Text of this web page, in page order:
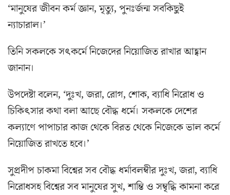
‘মানুষের জীবন কর্ম জ্ঞান, মৃত্যু, পুনঃর্জন্ম সবকিছুই
ন্যাচারাল।’
তিনি সকলকে সৎকর্মে নিজেদের নিয়োজিত রাখার আহ্বান
জানান।
উপদেষ্টা বলেন, ‘দুঃখ, জরা, রোগ, শোক, ব্যাধি নিরোধ ও
চিকিৎসার কথা বলা আছে বৌদ্ধ ধর্মে। সকলকে দেশের
কল্যাণে পাপাচার কাজ থেকে বিরত থেকে নিজেকে ভাল কর্মে
নিয়োজিত রাখতে হবে।’
সুপ্রদীপ চাকমা বিশ্বের সব বৌদ্ধ ধর্মাবলম্বীর দুঃখ, জরা, ব্যাধি
নিরোধসহ বিশ্বের সব মানুষের সুখ, শান্তি ও সম্বৃদ্ধি কামনা করে